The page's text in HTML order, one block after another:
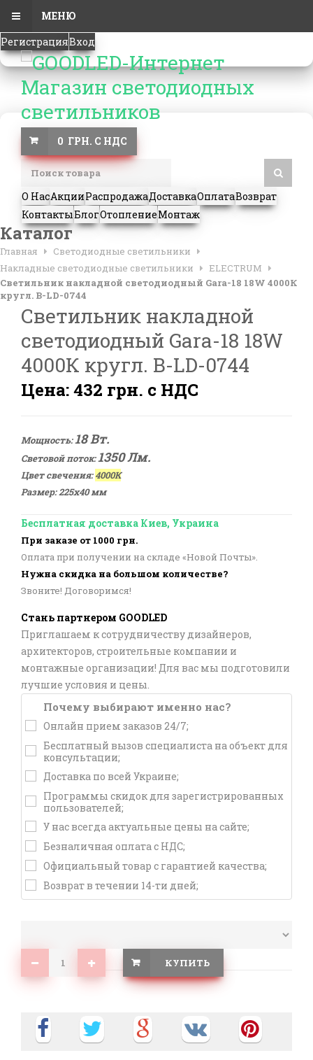
МЕНЮ
РегистрацияВход
0 ГРН. С НДС
О НасАкцииРаспродажаДоставкаОплатаВозврат
КонтактыБлогОтоплениеМонтаж
Каталог
Главная
Светодиодные светильники
Накладные светодиодные светильники
ELECTRUM
Светильник накладной светодиодный Gara-18 18W 4000К
кругл. B-LD-0744
Светильник накладной
светодиодный Gara-18 18W
4000К кругл. B-LD-0744
Цена: 432 грн. с НДС
Мощность:18 Вт.
Световой поток:1350 Лм.
Цвет свечения:4000К
Размер: 225х40 мм
Бесплатная доставка Киев, Украина
При заказе от 1000 грн.
Оплата при получении на складе «Новой Почты».
Нужна скидка на большом количестве?
Звоните! Договоримся!
Стань партнером GOODLED
Приглашаем к сотрудничеству дизайнеров,
архитекторов, строительные компании и
монтажные организации! Для вас мы подготовили
лучшие условия и цены.
Почему выбирают именно нас?
Онлайн прием заказов 24/7;
Бесплатный вызов специалиста на объект для
консультации;
Доставка по всей Украине;
Программы скидок для зарегистрированных
пользователей;
У нас всегда актуальные цены на сайте;
Безналичная оплата с НДС;
Официальный товар с гарантией качества;
Возврат в течении 14-ти дней;
КУПИТЬ